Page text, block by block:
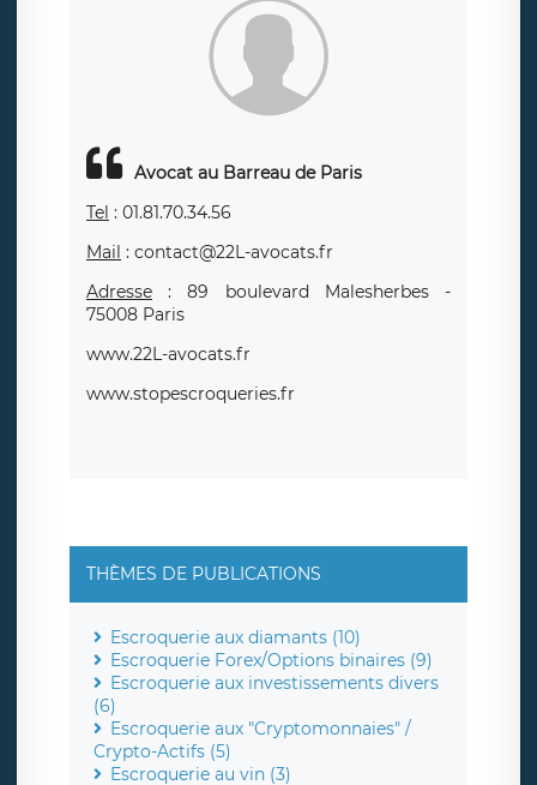
Avocat au Barreau de Paris
Tel : 01.81.70.34.56
Mail : contact@22L-avocats.fr
Adresse : 89 boulevard Malesherbes -
75008 Paris
www.22L-avocats.fr
www.stopescroqueries.fr
THÈMES DE PUBLICATIONS
Escroquerie aux diamants (10)
Escroquerie Forex/Options binaires (9)
Escroquerie aux investissements divers
(6)
Escroquerie aux "Cryptomonnaies" /
Crypto-Actifs (5)
Escroquerie au vin (3)